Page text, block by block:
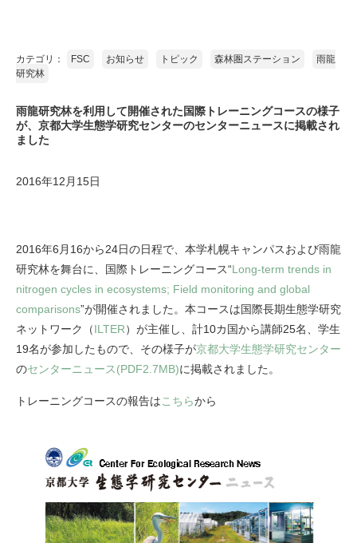
カテゴリ： FSC お知らせ トピック 森林圏ステーション
雨龍
研究林
雨龍研究林を利用して開催された国際トレーニングコースの様子
が、京都大学生態学研究センターのセンターニュースに掲載され
ました
2016年12月15日
2016年6月16から24日の日程で、本学札幌キャンパスおよび雨龍
研究林を舞台に、国際トレーニングコース“Long-term trends in
nitrogen cycles in ecosystems; Field monitoring and global
comparisons”が開催されました。本コースは国際長期生態学研究
ネットワーク（ILTER）が主催し、計10カ国から講師25名、学生
19名が参加したもので、その様子が京都大学生態学研究センター
のセンターニュース(PDF2.7MB)に掲載されました。
トレーニングコースの報告はこちらから